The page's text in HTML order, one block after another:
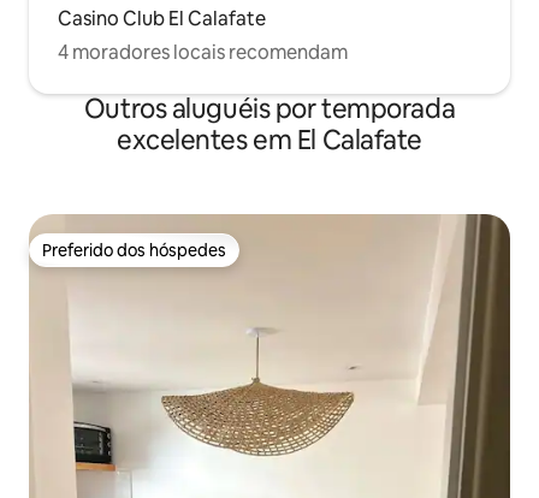
Casino Club El Calafate
4 moradores locais recomendam
Outros aluguéis por temporada
excelentes em El Calafate
Preferido dos hóspedes
Preferido dos hóspedes